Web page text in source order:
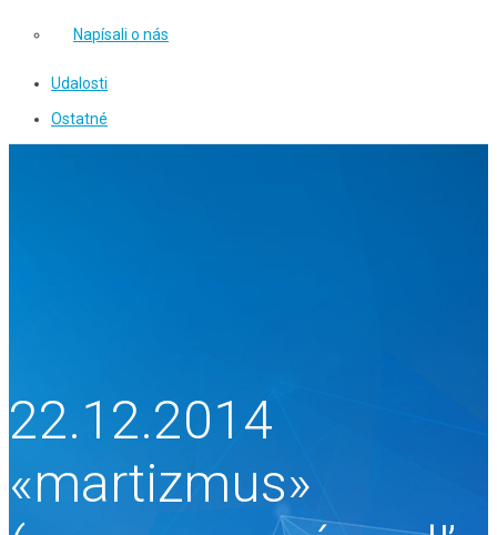
Napísali o nás
Udalosti
Ostatné
22.12.2014
«martizmus»